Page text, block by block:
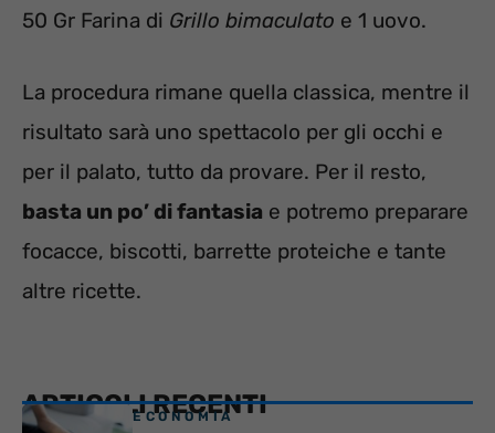
50 Gr Farina di Grillo bimaculato e 1 uovo.
La procedura rimane quella classica, mentre il
risultato sarà uno spettacolo per gli occhi e
per il palato, tutto da provare. Per il resto,
basta un po’ di fantasia e potremo preparare
focacce, biscotti, barrette proteiche e tante
altre ricette.
ARTICOLI RECENTI
ECONOMIA